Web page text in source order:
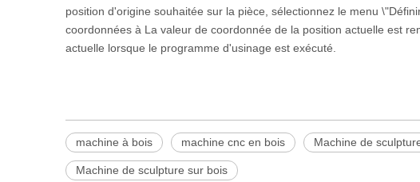
position d'origine souhaitée sur la pièce, sélectionnez le menu
coordonnées à La valeur de coordonnée de la position actuelle est
actuelle lorsque le programme d'usinage est exécuté.
machine à bois machine cnc en bois Machine de
Machine de sculpture sur bois